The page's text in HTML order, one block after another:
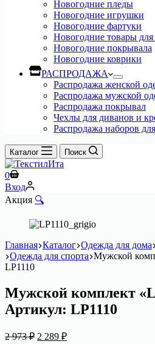
Новогодние пледы
Новогодние игрушки
Новогодние фартуки
Новогодние товары
Новогодние покрывала
Новогодние коврики
РАСПРОДАЖА
Распродажа женской
Распродажа мужской
Распродажа покрывал
Чехлы для диванов и
Распродажа наборов
Каталог Поиск
Корзина
0
Вход
Акция 🔍
Главная Каталог Одежда для дома
Одежда для спорта Мужской
LP1110
Мужской комплект
Артикул: LP1110
2 973₽ Первоначальная
2 289 ₽Текущая